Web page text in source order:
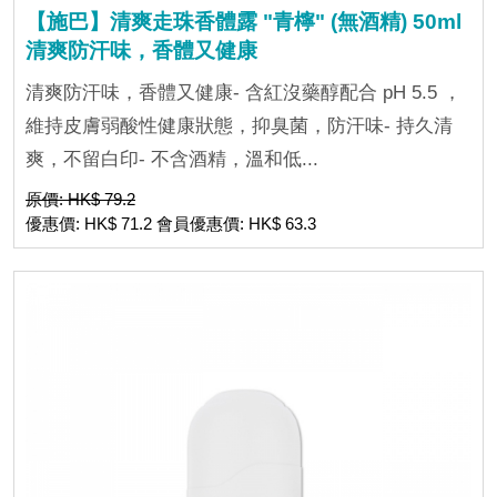
【施巴】清爽走珠香體露 "青檸" (無酒精) 50ml
清爽防汗味，香體又健康
清爽防汗味，香體又健康- 含紅沒藥醇配合 pH 5.5 ，
維持皮膚弱酸性健康狀態，抑臭菌，防汗味- 持久清
爽，不留白印- 不含酒精，溫和低...
原價: HK$ 79.2
優惠價: HK$ 71.2 會員優惠價: HK$ 63.3